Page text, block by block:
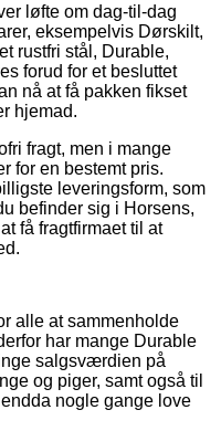
løfte om dag-til-dag
eksempelvis Dørskilt,
rustfri stål, Durable,
forud for et besluttet
nå at få pakken fikset
hjemad.
fragt, men i mange
for en bestemt pris.
leveringsform, som
befinder sig i Horsens,
få fragtfirmaet til at
alle at sammenholde
har mange Durable
salgsværdien på
og piger, samt også til
nogle gange love